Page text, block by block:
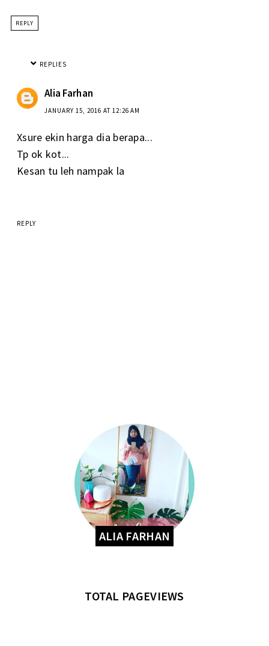
REPLY
REPLIES
Alia Farhan
JANUARY 15, 2016 AT 12:26 AM
Xsure ekin harga dia berapa...
Tp ok kot...
Kesan tu leh nampak la
REPLY
ALIA FARHAN
TOTAL PAGEVIEWS